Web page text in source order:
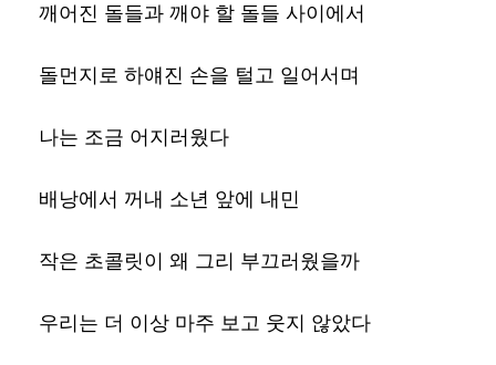
깨어진 돌들과 깨야 할 돌들 사이에서
돌먼지로 하얘진 손을 털고 일어서며
나는 조금 어지러웠다
배낭에서 꺼내 소년 앞에 내민
작은 초콜릿이 왜 그리 부끄러웠을까
우리는 더 이상 마주 보고 웃지 않았다